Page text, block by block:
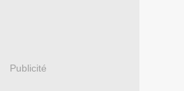
Publicité